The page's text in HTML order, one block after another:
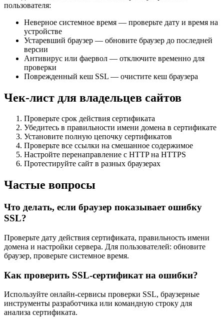
пользователя:
Неверное системное время — проверьте дату и время на
устройстве
Устаревший браузер — обновите браузер до последней
версии
Антивирус или фаервол — отключите временно для
проверки
Поврежденный кеш SSL — очистите кеш браузера
Чек-лист для владельцев сайтов
Проверьте срок действия сертификата
Убедитесь в правильности имени домена в сертификате
Установите полную цепочку сертификатов
Проверьте все ссылки на смешанное содержимое
Настройте перенаправление с HTTP на HTTPS
Протестируйте сайт в разных браузерах
Частые вопросы
Что делать, если браузер показывает ошибку
SSL?
Проверьте дату действия сертификата, правильность имени
домена и настройки сервера. Для пользователей: обновите
браузер, проверьте системное время.
Как проверить SSL-сертификат на ошибки?
Используйте онлайн-сервисы проверки SSL, браузерные
инструменты разработчика или командную строку для
анализа сертификата.